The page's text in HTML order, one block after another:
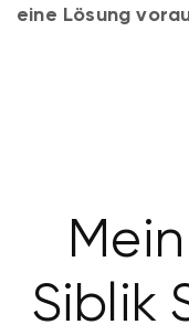
eine Lösung
Siblik